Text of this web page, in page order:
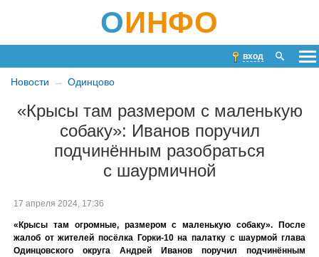
ОИНФО
вход
Новости Одинцово
«Крысы там размером с маленькую
собаку»: Иванов поручил
подчинённым разобраться
с шаурмичной
17 апреля 2024, 17:36
«Крысы там огромные, размером с маленькую собаку». После
жалоб от жителей посёлка Горки-10 на палатку с шаурмой глава
Одинцовского округа Андрей Иванов поручил подчинённым